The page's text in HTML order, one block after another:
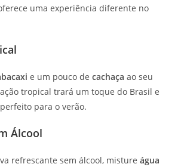
uma experiência diferente no
e um pouco de cachaça ao seu
tropical trará um toque do Brasil e
para o verão.
Álcool
refrescante sem álcool, misture água